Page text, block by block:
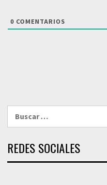
0 COMENTARIOS
REDES SOCIALES